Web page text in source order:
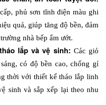
phủ sơn tĩnh điện màu ghi
quả, giúp tăng độ bền, đảm
nhà bếp ẩm ướt.
lắp và vệ sinh: Các giỏ
có độ bền cao, chống gỉ
thời với thiết kế tháo lắp linh
sinh và sắp xếp lại theo nhu